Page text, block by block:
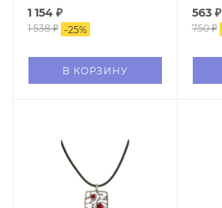
1 154 ₽
1 538₽ -25%
В КОРЗИНУ
563 ₽
750₽